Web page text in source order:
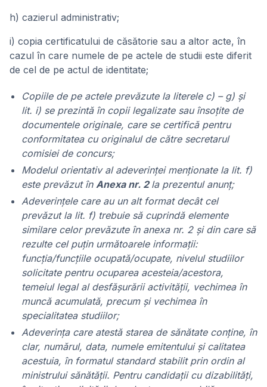
h) cazierul administrativ;
i) copia certificatului de căsătorie sau a altor acte, în
cazul în care numele de pe actele de studii este diferit
de cel de pe actul de identitate;
Copiile de pe actele prevăzute la literele c) – g) și
lit. i) se prezintă în copii legalizate sau însoţite de
documentele originale, care se certifică pentru
conformitatea cu originalul de către secretarul
comisiei de concurs;
Modelul orientativ al adeverinţei menţionate la lit. f)
este prevăzut în Anexa nr. 2la prezentul anunţ;
Adeverinţele care au un alt format decât cel
prevăzut la lit. f) trebuie să cuprindă elemente
similare celor prevăzute în anexa nr. 2 şi din care să
rezulte cel puţin următoarele informaţii:
funcţia/funcţiile ocupată/ocupate, nivelul studiilor
solicitate pentru ocuparea acesteia/acestora,
temeiul legal al desfăşurării activităţii, vechimea în
muncă acumulată, precum şi vechimea în
specialitatea studiilor;
Adeverinţa care atestă starea de sănătate conţine, în
clar, numărul, data, numele emitentului şi calitatea
acestuia, în formatul standard stabilit prin ordin al
ministrului sănătăţii. Pentru candidaţii cu dizabilităţi,